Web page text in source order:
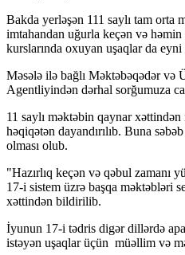
Bakda yerləşən 111 saylı tam orta
imtahandan uğurla keçən və həmin
kurslarında oxuyan uşaqlar da
Məsələ ilə bağlı Məktəbəqədər və
Agentliyindən dərhal sorğumuza
11 saylı məktəbin qaynar
həqiqətən dayandırılıb. Buna
olması olub.
"Hazırlıq keçən və qəbul zamanı
17-i sistem üzrə başqa məktəbləri
xəttindən bildirilib.
İyunun 17-i tədris digər dillərdə
istəyən uşaqlar üçün müəllim və